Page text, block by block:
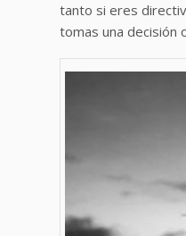
tanto si eres
tomas una decisión